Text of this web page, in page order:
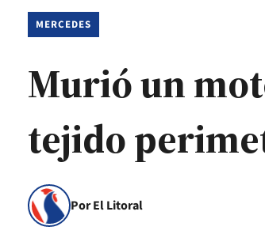
MERCEDES
Murió un
tejido
Por El Litoral